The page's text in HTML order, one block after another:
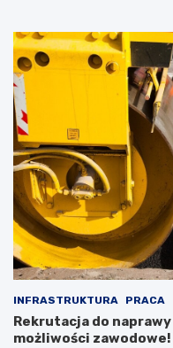
INFRASTRUKTURA PRACA
Rekrutacja do
możliwości zawodowe!